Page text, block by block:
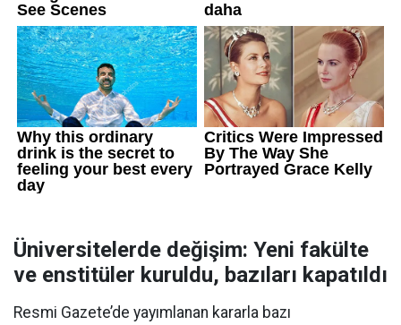
Üniversitelerde değişim: Yeni fakülte
ve enstitüler kuruldu, bazıları kapatıldı
Resmi Gazete’de yayımlanan kararla bazı